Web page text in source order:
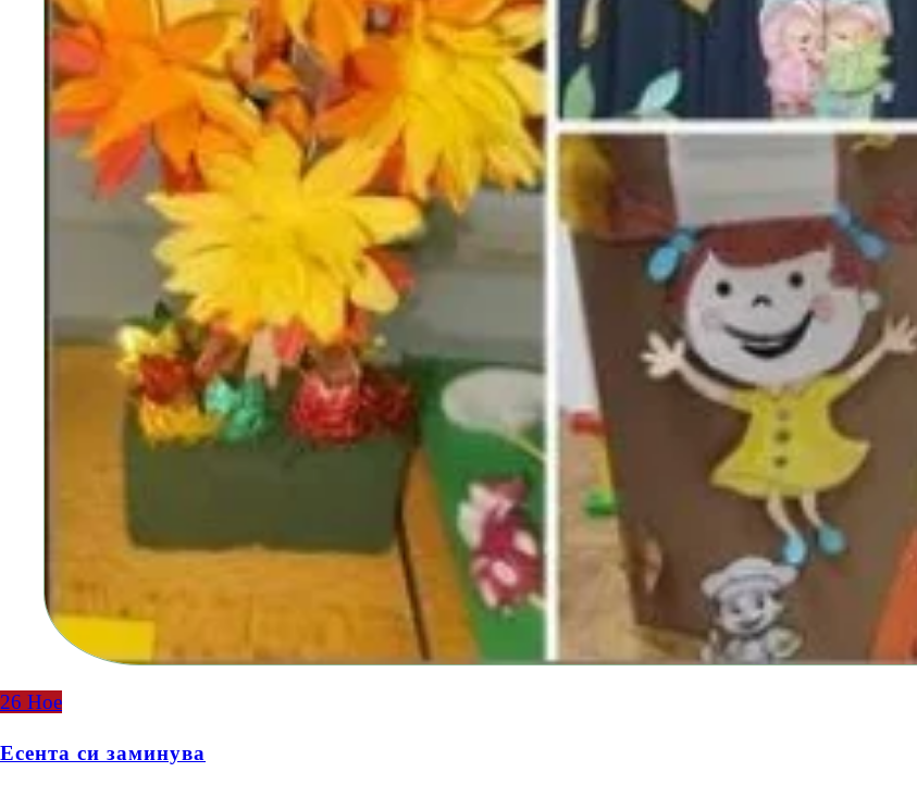
26 Ное
Есента си заминува